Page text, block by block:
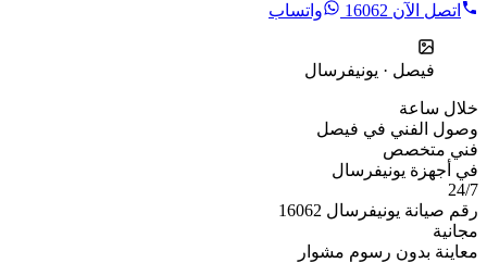
اتصل الآن 16062 واتساب
فيصل · يونيفرسال
خلال ساعة
وصول الفني في فيصل
فني متخصص
في أجهزة يونيفرسال
24/7
رقم صيانة يونيفرسال 16062
مجانية
معاينة بدون رسوم مشوار